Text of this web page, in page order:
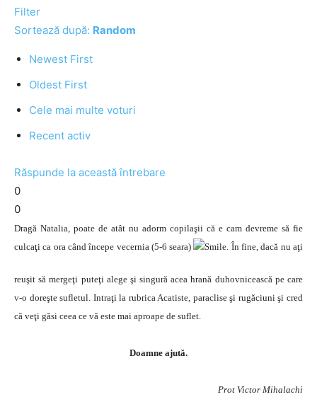
Filter
Sortează după: Random
Newest First
Oldest First
Cele mai multe voturi
Recent activ
Răspunde la această întrebare
0
0
Dragă Natalia, poate de atât nu adorm copilaşii că e cam devreme să fie
culcaţi ca ora când începe vecernia (5-6 seara)
. În fine, dacă nu aţi
reuşit să mergeţi puteţi alege şi singură acea hrană duhovnicească pe care
v-o doreşte sufletul. Intraţi la rubrica Acatiste, paraclise şi rugăciuni şi cred
că veţi găsi ceea ce vă este mai aproape de suflet.
Doamne ajută.
Prot Victor Mihalachi